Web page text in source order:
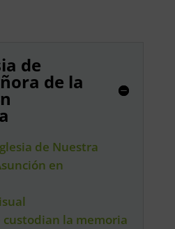
de
de la
de Nuestra
en
custodian la memoria